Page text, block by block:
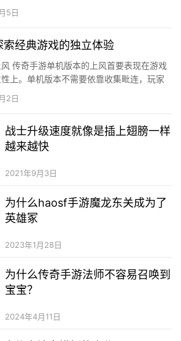
经典版传奇手游发布网其实不是件轻易的
5日
经典游戏的独立体验
传奇手游单机版本的上风首要表现在游戏
上。单机版本不需要依靠收集毗连，玩家
何地址进行游戏，无需担忧收集延迟或断
2日
战士升级速度就像是插上翅膀一样
越来越快
2021年9月3日
为什么haosf手游魔龙东关成为了
英雄冢
2023年1月28日
为什么传奇手游法师不容易召唤到
宝宝？
2024年4月11日